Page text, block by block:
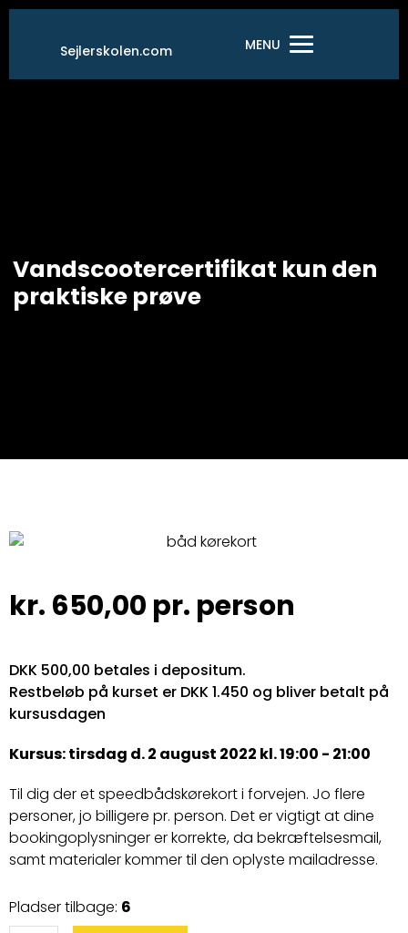
Gå
indholdetSejlerskolen.com MENU
Vandscootercertifikat kun den
praktiske prøve
kr. 650,00 pr. person
DKK 500,00 betales i depositum.
Restbeløb på kurset er DKK 1.450 og bliver betalt på
kursusdagen
Kursus: tirsdag d. 2 august 2022 kl. 19:00 - 21:00
Til dig der et speedbådskørekort i forvejen. Jo flere
personer, jo billigere pr. person. Det er vigtigt at dine
bookingoplysninger er korrekte, da bekræftelsesmail,
samt materialer kommer til den oplyste mailadresse.
Pladser tilbage: 6
Vandscootercertifikat
kun
den